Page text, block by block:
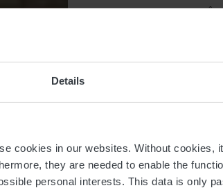
Details
cookies in our websites. Without cookies,
they are needed to enable the
personal interests. This data is only
verre,
réaliser
la
soleil les
l’entrée,
pique-
le
panneau
« Qu’est-